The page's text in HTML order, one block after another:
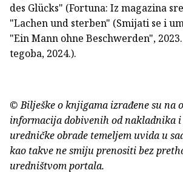
des Glücks" (Fortuna: Iz magazina
"Lachen und sterben" (Smijati se i
"Ein Mann ohne Beschwerden",
tegoba, 2024.).
© Bilješke o knjigama izrađene su na
informacija dobivenih od nakladnika
uredničke obrade temeljem uvida u
kao takve ne smiju prenositi bez
uredništvom portala.